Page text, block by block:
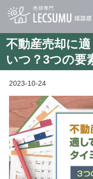
不動産売却に
いつ？3つの要
2023-10-24